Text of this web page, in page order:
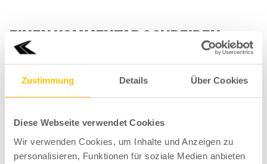
Zustimmung Details Über Cookies
Diese Webseite verwendet Cookies
Wir verwenden Cookies, um Inhalte und Anzeigen zu
personalisieren, Funktionen für soziale Medien anbieten
EINEN KOMMENTAR SCHREIBEN
Deine E-Mail-Adresse wird nicht veröffentlicht.Erforderliche
Felder sind mit*markiert
Ihr Kommentar*